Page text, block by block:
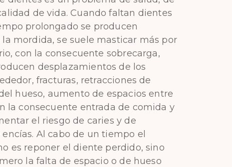
de vida. Cuando faltan dientes
prolongado se producen
mordida, se suele masticar más por
con la consecuente sobrecarga,
desplazamientos de los
fracturas, retracciones de
hueso, aumento de espacios entre
la consecuente entrada de comida y
el riesgo de caries y de
Al cabo de un tiempo el
es reponer el diente perdido, sino
la falta de espacio o de hueso